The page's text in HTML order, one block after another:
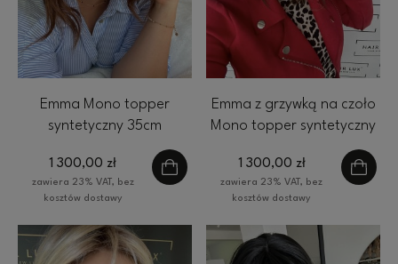
Emma Mono topper
syntetyczny 35cm
falowany 17x 16 cm
HairLux ombre brąz
1 300,00 zł
zawiera 23% VAT, bez
kosztów dostawy
Emma z grzywką na czoło
Mono topper syntetyczny
35cm 17x 16 cm HairLux
ombre brąz
1 300,00 zł
zawiera 23% VAT, bez
kosztów dostawy